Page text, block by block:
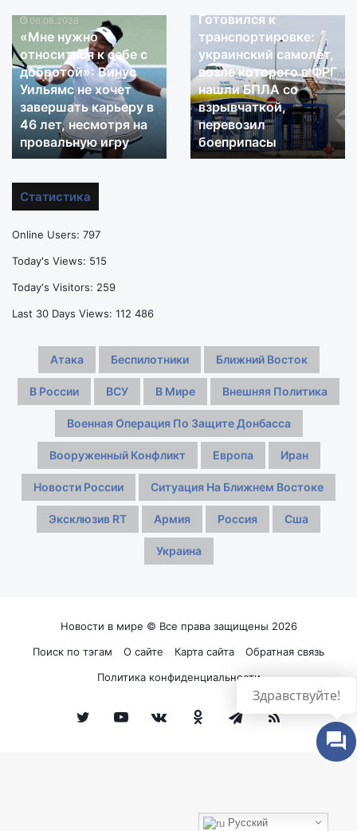
«Мне
нужно
относиться
к
себе
добротой»:
Винус
Уильямс
хочет
в
46
несмотря
на
провальную
06.08.2026
«Мне нужно
относиться к себе с
добротой»: Винус
Уильямс не хочет
завершать карьеру в
46 лет, несмотря на
провальную игру
Готовился
транспортировке:
украинский
самолёт,
возле
которого
в
ФРГ
Готовился к
транспортировке:
украинский самолёт,
возле которого в ФРГ
нашли БПЛА со
взрывчаткой,
перевозил
боеприпасы
Статистика
Online Users: 797
Today's Views: 515
Today's Visitors: 259
Last 30 Days Views: 112 486
Атака Беспилотники Ближний Восток
В России ВСУ В Мире Внешняя Политика
Военная Операция По Защите Донбасса
Вооруженный Конфликт Европа Иран
Новости России Ситуация На Ближнем Востоке
Эксклюзив RT Армия Россия Сша
Украина
Новости в мире © Все права защищены 2026
Поиск по тэгам
О сайте Карта сайта
Обратная связь
Политика конфиденциальности
TwitterYouTubevk.comОдноклассники
Telegram
RSS
Русский
Здравствуйте!